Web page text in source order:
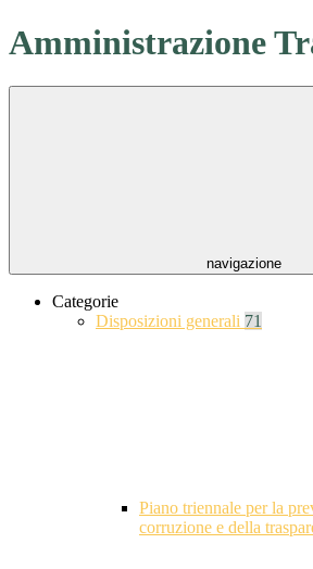
Amministrazione
navigazione
Categorie
Disposizioni generali 71
Piano triennale per la
corruzione e della